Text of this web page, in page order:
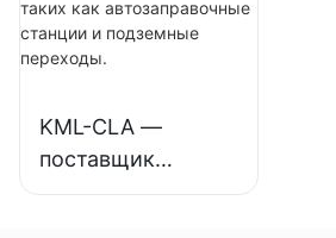
промышленных
предприятий,
помещений.
KML-CLA —
поставщик
светодиодных